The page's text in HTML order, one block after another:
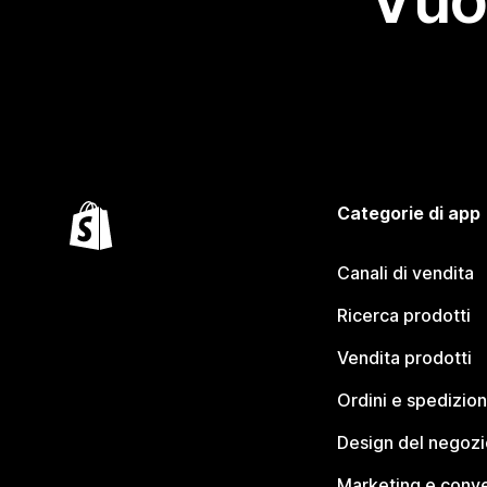
Categorie di app
Canali di vendita
Ricerca prodotti
Vendita prodotti
Ordini e
Design del